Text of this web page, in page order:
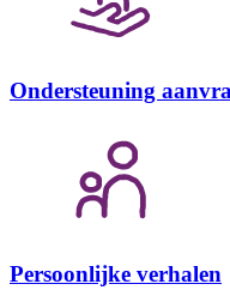
Ondersteuning
Persoonlijke verhalen